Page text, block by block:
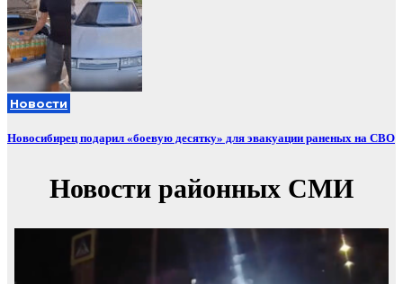
Новости
Новосибирец подарил «боевую десятку» для эвакуации раненых на СВО